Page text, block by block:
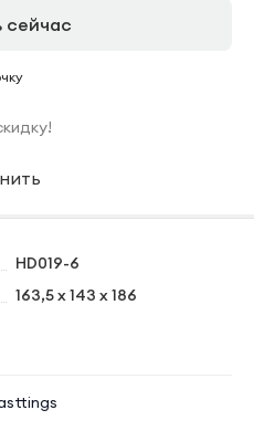
HD019-6
163,5 х 143 х 186
сейчас